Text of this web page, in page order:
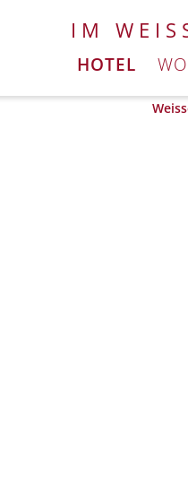
IM
HOTEL